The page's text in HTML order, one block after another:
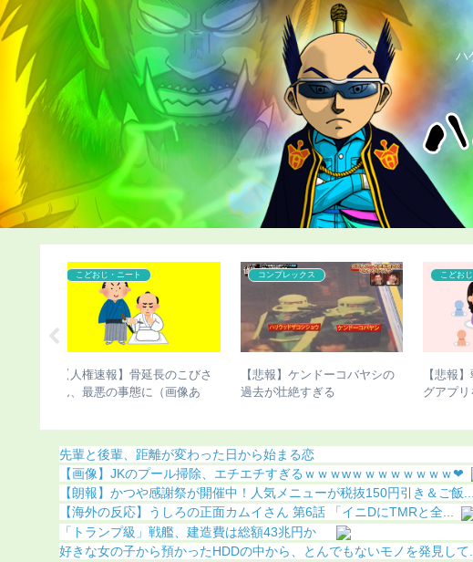
ハ
こどおじ・ニート
【悲報】弱者男性がマッチン
グアプリをガチった結果ｗｗ
コンプレックス
【ハゲ速報】「ハゲ男性の違
法化」を目指す運動が巻き起
こ
【超
にチ
先輩と後輩、距離が変わった日から始まる恋
【画像】JKのプール掃除、エチエチすぎるｗｗｗwｗｗｗｗｗｗｗｗ❤
【朗報】かつや感謝祭が開催中！人気メニューが税抜150円引き＆ご飯...
【海外の反応】うしろの正面カムイさん 第6話 「イニDにTMRと全...
「トランプ級」戦艦、建造費は総額43兆円か
好きな女の子から預かったHDDの中から、とんでもないモノを発見して...